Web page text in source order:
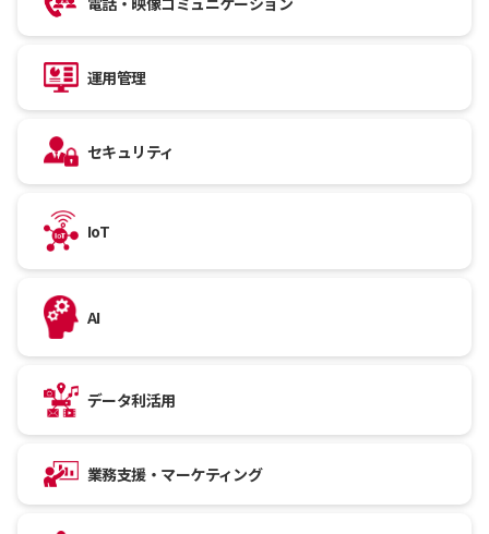
運用管理
セキュリティ
IoT
AI
データ利活用
業務支援・マーケティング